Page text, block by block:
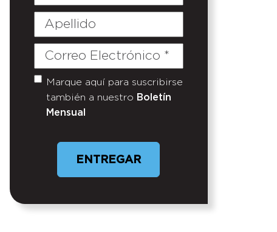
Pila
Apellido
Correo
Untitled
Marque aquí para suscribirse
también a nuestro Boletín
Mensual